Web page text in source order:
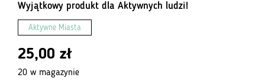
Wyjątkowy produkt dla Aktywnych ludzi!
Aktywne Miasta
25,00 zł
20 w magazynie